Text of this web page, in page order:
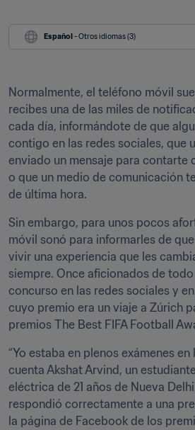
Español - Otros idiomas (3)
Normalmente, el teléfono móvil
recibes una de las miles de
cada día, informándote de que
contigo en las redes sociales, que
enviado un mensaje para contarte
o que un medio de comunicación
de última hora.
Sin embargo, para unos pocos
móvil sonó para informarles de
vivir una experiencia que les
siempre. Once aficionados de
concurso en las redes sociales y
cuyo premio era un viaje a Zúrich
premios The Best FIFA Football
“Yo estaba en plenos exámenes en
cuenta Akshat Arvind, un
eléctrica de 21 años de Nueva
respondió correctamente a una
la página de Facebook de los